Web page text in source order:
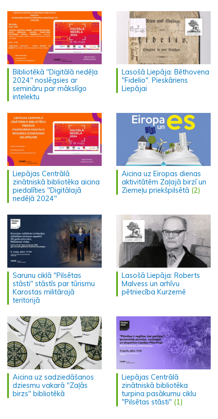
Bibliotēkā "Digitālā nedēļa
2024" noslēgsies ar
semināru par mākslīgo
intelektu
Lasošā Liepāja: Bēthovena
"Fidelio". Pieskāriens
Liepājai
Liepājas Centrālā
zinātniskā bibliotēka aicina
piedalīties "Digitālajā
nedēļā 2024"
Aicina uz Eiropas dienas
aktivitātēm Zaļajā birzī un
Ziemeļu priekšpilsētā (2)
Sarunu ciklā "Pilsētas
stāsti" stāstīs par tūrismu
Karostas militārajā
teritorijā
Lasošā Liepāja: Roberts
Malvess un arhīvu
pētniecība Kurzemē
Aicina uz sadziedāšanos
dziesmu vakarā "Zaļās
birzs" bibliotēkā
Liepājas Centrālā
zinātniskā bibliotēka
turpina pasākumu ciklu
"Pilsētas stāsti" (1)